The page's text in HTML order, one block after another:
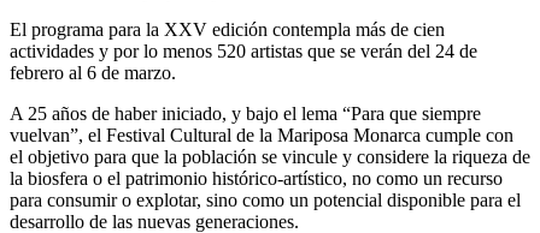
El programa para la XXV edición contempla más de cien
actividades y por lo menos 520 artistas que se verán del 24 de
febrero al 6 de marzo.
A 25 años de haber iniciado, y bajo el lema “Para que siempre
vuelvan”, el Festival Cultural de la Mariposa Monarca cumple con
el objetivo para que la población se vincule y considere la riqueza de
la biosfera o el patrimonio histórico-artístico, no como un recurso
para consumir o explotar, sino como un potencial disponible para el
desarrollo de las nuevas generaciones.